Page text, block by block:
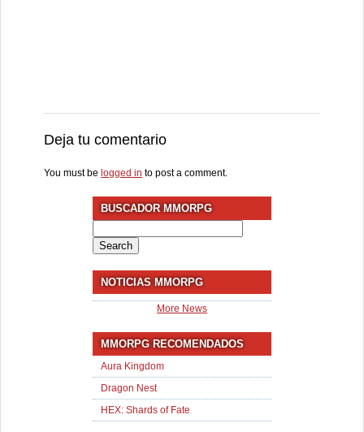
Deja tu comentario
You must be logged in to post a comment.
BUSCADOR MMORPG
for:
NOTICIAS MMORPG
More News
MMORPG RECOMENDADOS
Aura Kingdom
Dragon Nest
HEX: Shards of Fate